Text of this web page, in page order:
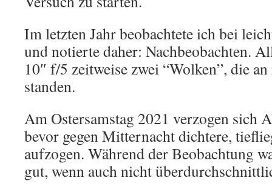
Im letzten Jahr beobachtete ich bei
und notierte daher: Nachbeobachten.
10″ f/5 zeitweise zwei “Wolken”, die
standen.
Am Ostersamstag 2021 verzogen sich
bevor gegen Mitternacht dichtere,
aufzogen. Während der Beobachtung
gut, wenn auch nicht